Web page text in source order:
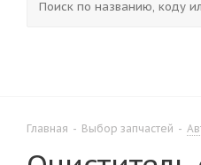
Главная - Выбор запчастей -